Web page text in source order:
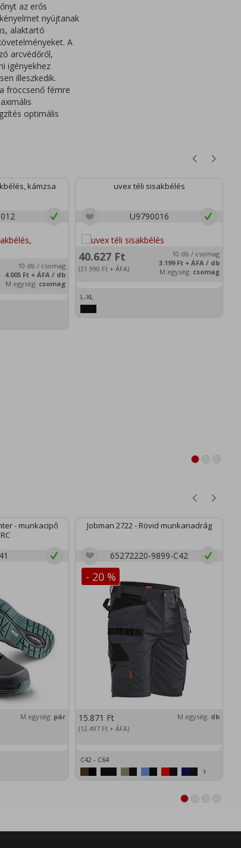
az erős
nyújtanak
alaktartó
A
arcvédőről,
igényekhez
illeszkedik.
fröccsenő fémre
optimális
kámzsa
10 db / csomag
4.005 Ft + ÁFA / db
M.egység: csomag
uvex téli sisakbélés
U9790016
40.627 Ft
(31.990 Ft + ÁFA)
10 db / csomag
3.199 Ft+ ÁFA / db
M.egység: csomag
L-XL
- munkacipő
M.egység: pár
Jobman 2722 - Rövid munkanadrág
65272220-9899-C42
- 20 %
15.871 Ft
(12.497 Ft + ÁFA)
M.egység: db
C42 - C64